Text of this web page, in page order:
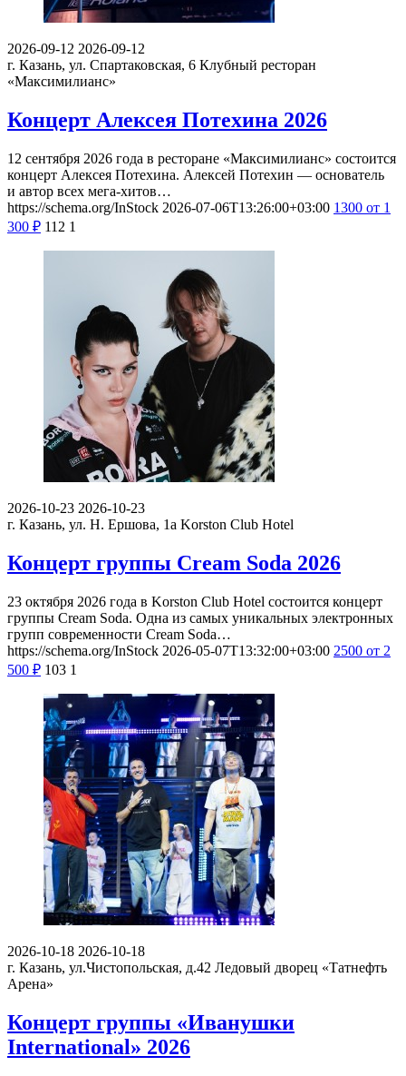
2026-09-12 2026-09-12
г. Казань, ул. Спартаковская, 6 Клубный ресторан
«Максимилианс»
Концерт Алексея Потехина 2026
12 сентября 2026 года в ресторане «Максимилианс» состоится
концерт Алексея Потехина. Алексей Потехин — основатель
и автор всех мега-хитов…
https://schema.org/InStock 2026-07-06T13:26:00+03:00 1300 от 1
300 ₽ 112 1
2026-10-23 2026-10-23
г. Казань, ул. Н. Ершова, 1а Korston Club Hotel
Концерт группы Cream Soda 2026
23 октября 2026 года в Korston Club Hotel состоится концерт
группы Cream Soda. Одна из самых уникальных электронных
групп современности Cream Soda…
https://schema.org/InStock 2026-05-07T13:32:00+03:00 2500 от 2
500 ₽ 103 1
2026-10-18 2026-10-18
г. Казань, ул.Чистопольская, д.42 Ледовый дворец «Татнефть
Арена»
Концерт группы «Иванушки
International» 2026